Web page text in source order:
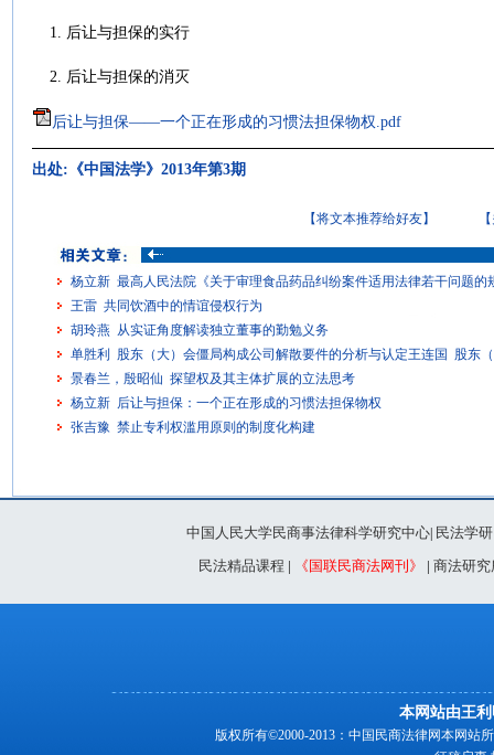
1. 后让与担保的实行
2. 后让与担保的消灭
后让与担保——一个正在形成的习惯法担保物权.pdf
出处:《中国法学》2013年第3期
【将文本推荐给好友】
杨立新 最高人民法院《关于审理食品药品纠纷案件适用法律若干问题的
王雷 共同饮酒中的情谊侵权行为
胡玲燕 从实证角度解读独立董事的勤勉义务
单胜利 股东（大）会僵局构成公司解散要件的分析与认定王连国 股东
景春兰，殷昭仙 探望权及其主体扩展的立法思考
杨立新 后让与担保：一个正在形成的习惯法担保物权
张吉豫 禁止专利权滥用原则的制度化构建
中国人民大学民商事法律科学研究中心| 民法学
民法精品课程 | 《国联民商法网刊》 | 商法研究
本网站由王
版权所有©2000-2013：中国民商法律网本网站